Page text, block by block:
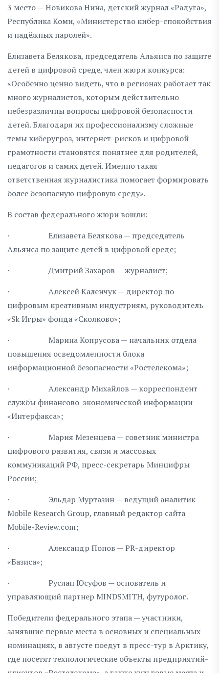
3 место — Новикова Нина, детский журнал «Радуга»,
Республика Коми, «Министерство кибер-спокойствия
и надёжных паролей».
Елизавета Белякова, председатель Альянса по защите
детей в цифровой среде, член жюри конкурса:
«Особенно ценно видеть, что в регионах работает так
много журналистов, которым действительно
небезразличны вопросы цифровой безопасности
детей. Благодаря их профессионализму сложные
темы киберугроз, интернет-рисков и цифровой
грамотности становятся понятнее для родителей,
педагогов и самих детей. Именно такая
ответственная журналистика помогает формировать
более безопасную цифровую среду».
В состав федерального жюри вошли:
· Елизавета Белякова — председатель
Альянса по защите детей в цифровой среде;
· Дмитрий Захаров — журналист;
· Алексей Каленчук — директор по
цифровым креативным индустриям, руководитель
«Sk Игры» фонда «Сколково»;
· Марина Копрусова — начальник отдела
повышения осведомленности блока
информационной безопасности «Ростелекома»;
· Александр Михайлов — корреспондент
службы финансово-экономической информации
«Интерфакса»;
· Мария Мезенцева — советник министра
цифрового развития, связи и массовых
коммуникаций РФ, пресс-секретарь Минцифры
России;
· Эльдар Муртазин — ведущий аналитик
Mobile Research Group, главный редактор сайта
Mobile-Review.com;
· Александр Попов — PR-директор
«Базиса»;
· Руслан Юсуфов — основатель и
управляющий партнер MINDSMITH, футуролог.
Победители федерального этапа — участники,
занявшие первые места в основных и специальных
номинациях, в августе поедут в пресс-тур в Арктику,
где посетят технологические объекты предприятий-